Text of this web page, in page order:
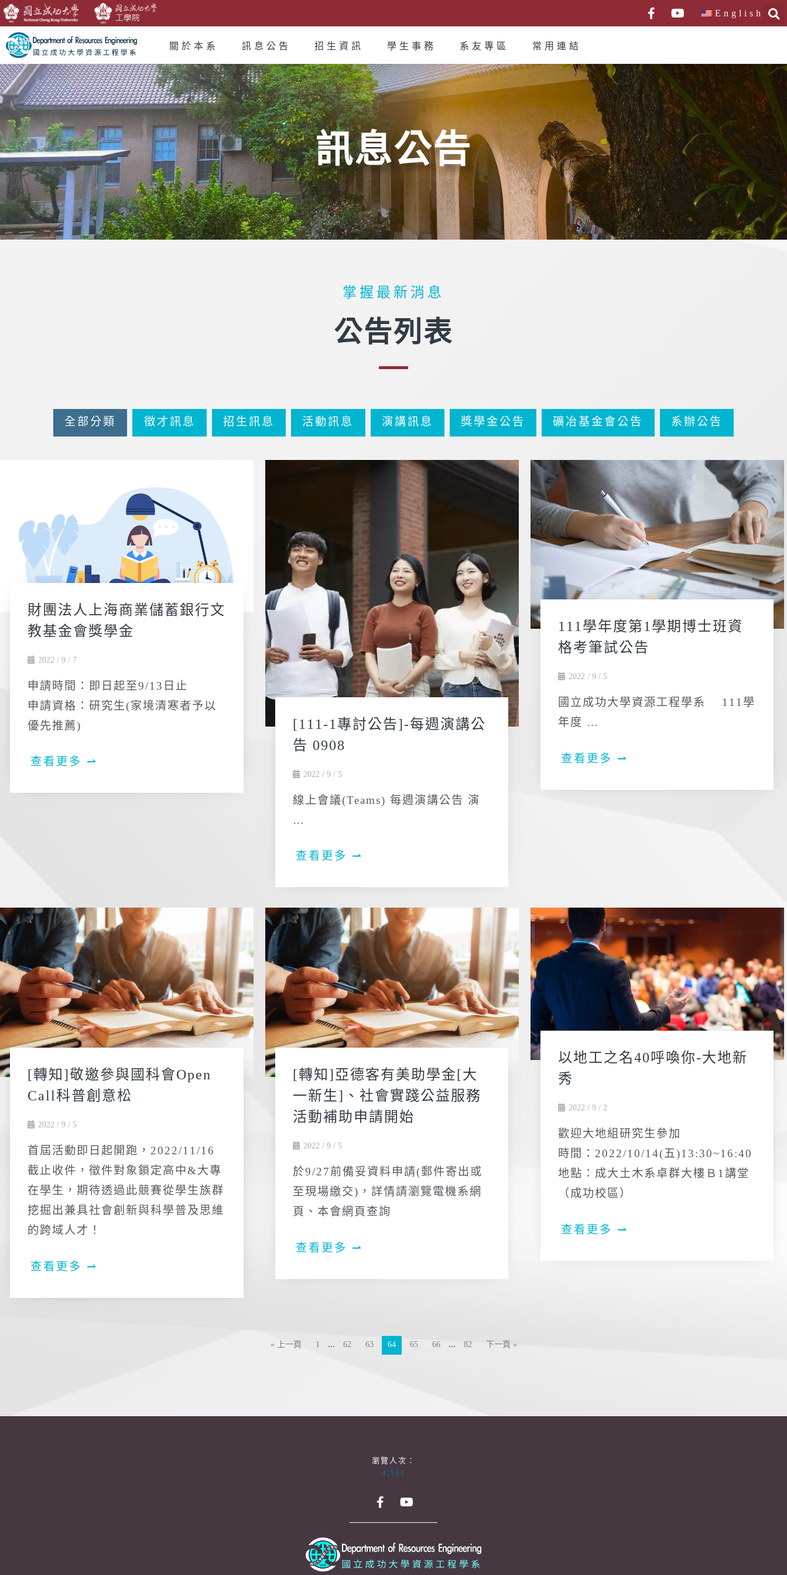
English
關於本系 訊息公告 招生資訊 學生事務 系友專區 常用連結
訊息公告
掌握最新消息
公告列表
全部分類 徵才訊息 招生訊息 活動訊息 演講訊息 獎學金公告 礦冶基金會公告 系辦公告
財團法人上海商業儲蓄銀行文
教基金會獎學金
2022 / 9 / 7
申請時間：即日起至9/13日止
申請資格：研究生(家境清寒者予以
優先推薦)
查看更多 ⇀
[111-1專討公告]-每週演講公
告 0908
2022 / 9 / 5
線上會議(Teams) 每週演講公告 演
…
查看更多 ⇀
111學年度第1學期博士班資
格考筆試公告
2022 / 9 / 5
國立成功大學資源工程學系 111學
年度 …
查看更多 ⇀
[轉知]敬邀參與國科會Open
Call科普創意松
2022 / 9 / 5
首屆活動即日起開跑，2022/11/16
截止收件，徵件對象鎖定高中&大專
在學生，期待透過此競賽從學生族群
挖掘出兼具社會創新與科學普及思維
的跨域人才！
查看更多 ⇀
[轉知]亞德客有美助學金[大
一新生]、社會實踐公益服務
活動補助申請開始
2022 / 9 / 5
於9/27前備妥資料申請(郵件寄出或
至現場繳交)，詳情請瀏覽電機系網
頁、本會網頁查詢
查看更多 ⇀
以地工之名40呼喚你-大地新
秀
2022 / 9 / 2
歡迎大地組研究生參加
時間：2022/10/14(五)13:30~16:40
地點：成大土木系卓群大樓Ｂ1講堂
（成功校區）
查看更多 ⇀
« 上一頁 1 ... 62 63 64 65 66 ... 82 下一頁 »
瀏覽人次：
4,562